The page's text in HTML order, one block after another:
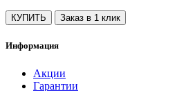
КУПИТЬ Заказ в 1 клик
Информация
Акции
Гарантии